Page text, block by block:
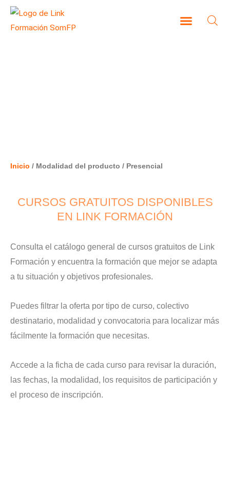
Inicio / Modalidad del producto / Presencial
CURSOS GRATUITOS DISPONIBLES
EN LINK FORMACIÓN
Consulta el catálogo general de cursos gratuitos de Link
Formación y encuentra la formación que mejor se adapta
a tu situación y objetivos profesionales.
Puedes filtrar la oferta por tipo de curso, colectivo
destinatario, modalidad y convocatoria para localizar más
fácilmente la formación que necesitas.
Accede a la ficha de cada curso para revisar la duración,
las fechas, la modalidad, los requisitos de participación y
el proceso de inscripción.